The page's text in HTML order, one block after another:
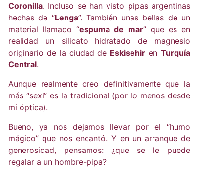
Coronilla. Incluso se han visto pipas argentinas
hechas de “Lenga”. También unas bellas de un
material llamado “espuma de mar” que es en
realidad un silicato hidratado de magnesio
originario de la ciudad de Eskisehir enTurquía
Central.
Aunque realmente creo definitivamente que la
más “sexi” es la tradicional (por lo menos desde
mi óptica).
Bueno, ya nos dejamos llevar por el “humo
mágico” que nos encantó. Y en un arranque de
generosidad, pensamos: ¿que se le puede
regalar a un hombre-pipa?